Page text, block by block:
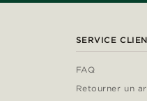
SERVICE
FAQ
Retourner un